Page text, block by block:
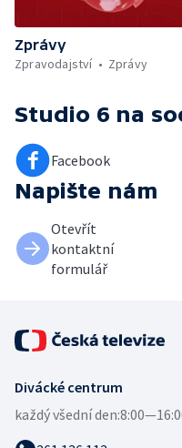
Zprávy
Zpravodajství
Zprávy
Studio 6 na
Facebook
Napište nám
Otevřít
kontaktní
formulář
Divácké centrum
každý všední den: